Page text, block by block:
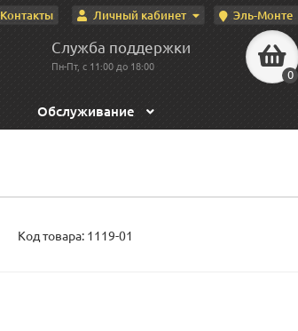
Эль-Монте
Личный кабинет
Контакты
Служба поддержки
Пн-Пт, с 11:00 до 18:00
0
Обслуживание
Код товара: 1119-01